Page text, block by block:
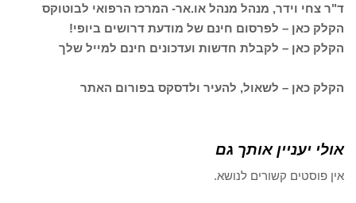
ד"ר צחי וידר, מנהל מנהל או.אר- המרכז הרפואי לבוטוקס
הקלק כאן – לפרסום חינם של מודעת דרושים ביופי!
הקלק כאן – לקבלת חדשות ועדכונים חינם למייל שלך
הקלק כאן – לשאול, להעיר ולדסקס בפורום האתר
אולי יעניין אותך גם
אין פוסטים קשורים לנושא.